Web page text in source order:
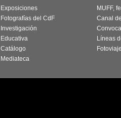
Exposiciones
Fotografías del CdF
Investigación
Educativa
Catálogo
Mediateca
MUFF,
Canal
Líneas